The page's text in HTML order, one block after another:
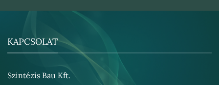
KAPCSOLAT
Szintézis Bau Kft.